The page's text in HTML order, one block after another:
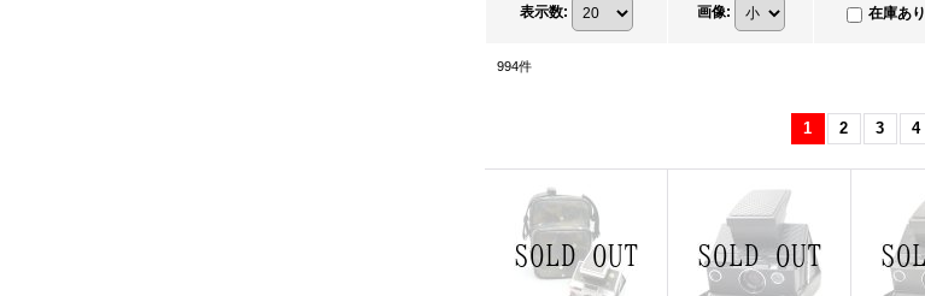
表示数: 画像: 在庫あり
994件
1 2 3 4